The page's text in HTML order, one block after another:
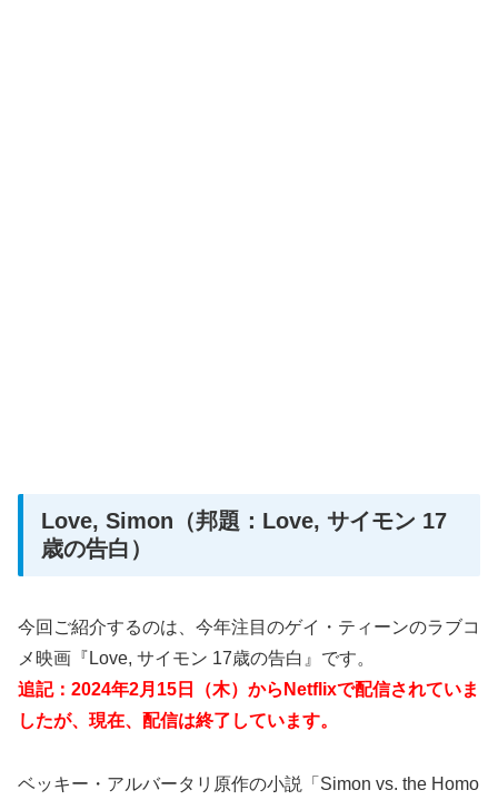
Love, Simon（邦題：Love, サイモン 17
歳の告白）
今回ご紹介するのは、今年注目のゲイ・ティーンのラブコ
メ映画『Love, サイモン 17歳の告白』です。
追記：2024年2月15日（木）からNetflixで配信されていま
したが、現在、配信は終了しています。
ベッキー・アルバータリ原作の小説「Simon vs. the Homo